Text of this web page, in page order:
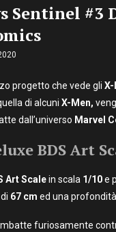
Sentinel #3
progetto che vede gli X-
di alcuni X-Men,
dall’universo Marvel
BDS Art
Art Scalein scala 1/10e
67 cm ed una
furiosamente